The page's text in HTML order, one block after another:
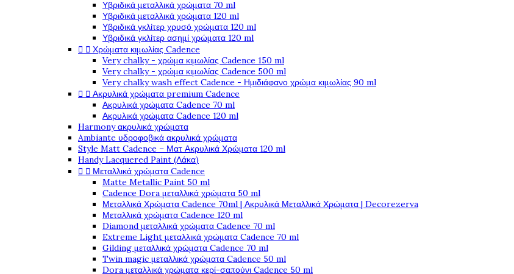
Υβριδικά μεταλλικά χρώματα 70 ml
Υβριδικά μεταλλικά χρώματα 120 ml
Υβριδικά γκλίτερ χρυσό χρώματα 120 ml
Υβριδικά γκλίτερ ασημί χρώματα 120 ml
  Χρώματα κιμωλίας Cadence
Very chalky - χρώμα κιμωλίας Cadence 150 ml
Very chalky - χρώμα κιμωλίας Cadence 500 ml
Very chalky wash effect Cadence - Ημιδιάφανο χρώμα κιμωλίας 90 ml
  Ακρυλικά χρώματα premium Cadence
Ακρυλικά χρώματα Cadence 70 ml
Ακρυλικά χρώματα Cadence 120 ml
Harmony ακρυλικά χρώματα
Ambiante υδροφοβικά ακρυλικά χρώματα
Style Matt Cadence – Ματ Ακρυλικά Χρώματα 120 ml
Handy Lacquered Paint (Λάκα)
  Μεταλλικά χρώματα Cadence
Matte Metallic Paint 50 ml
Cadence Dora μεταλλικά χρώματα 50 ml
Μεταλλικά Χρώματα Cadence 70ml | Ακρυλικά Μεταλλικά Χρώματα | Decorezerva
Μεταλλικά χρώματα Cadence 120 ml
Diamond μεταλλικά χρώματα Cadence 70 ml
Extreme Light μεταλλικά χρώματα Cadence 70 ml
Gilding μεταλλικά χρώματα Cadence 70 ml
Twin magic μεταλλικά χρώματα Cadence 50 ml
Dora μεταλλικά χρώματα κερί-σαπούνι Cadence 50 ml